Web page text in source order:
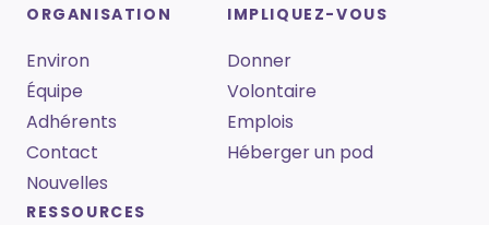
ORGANISATION
Environ
Équipe
Adhérents
Contact
Nouvelles
IMPLIQUEZ-VOUS
Donner
Volontaire
Emplois
Héberger un pod
RESSOURCES